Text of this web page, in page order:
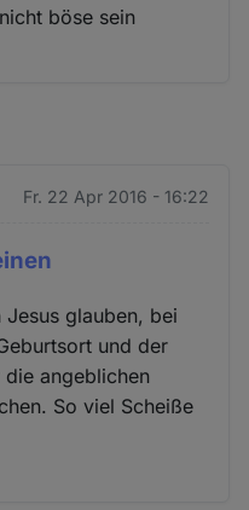
böse sein
Fr. 22 Apr 2016 - 16:22
glauben, bei
und der
angeblichen
So viel Scheiße